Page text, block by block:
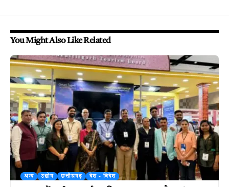
You Might Also Like Related
अन्य उद्योग छत्तीसगढ़ देश - विदेश